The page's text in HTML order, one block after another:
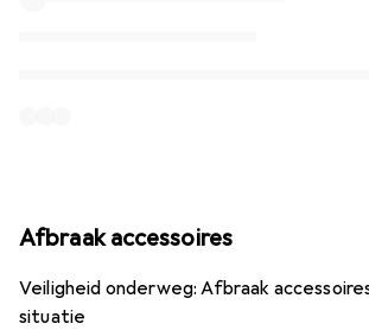
Afbraak accessoires
Veiligheid onderweg: Afbraak
situatie